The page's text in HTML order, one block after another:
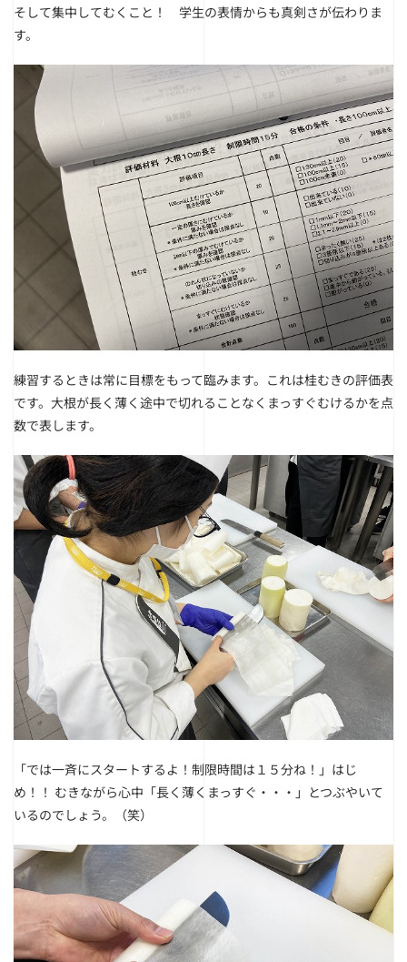
そして集中してむくこと！ 学生の表情からも真剣さが伝わりま
す。
練習するときは常に目標をもって臨みます。これは桂むきの評価表
です。 大根が長く薄く途中で切れることなくまっすぐむけるかを点
数で表します。
「では一斉にスタートするよ！制限時間は１５分ね！」はじ
め！！ むきながら心中「長く薄くまっすぐ・・・」とつぶやいて
いるのでしょう。（笑）